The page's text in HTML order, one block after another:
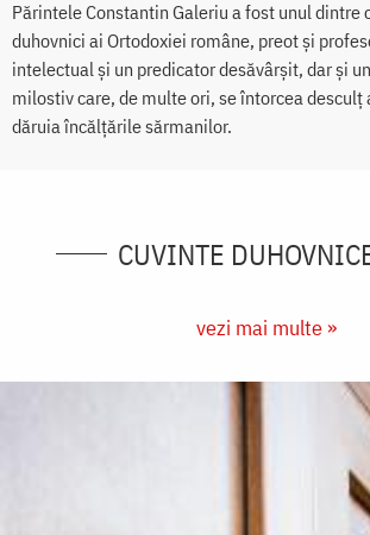
Părintele Constantin Galeriu a fost unul dintre
duhovnici ai Ortodoxiei române, preot și
intelectual și un predicator desăvârșit, dar și
milostiv care, de multe ori, se întorcea desculț
dăruia încălțările sărmanilor.
CUVINTE
vezi mai multe »